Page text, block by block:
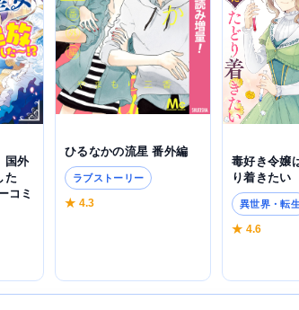
国外
た
コミ
ひるなかの流星 番外編
ラブストーリー
★ 4.3
毒好き令嬢
り着きたい
異世界・転
★ 4.6